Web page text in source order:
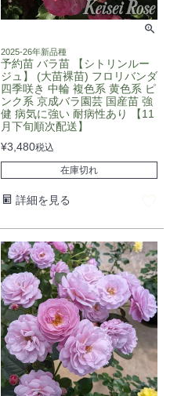
2025-26年新品種
予約苗 バラ苗 【シトリンルー
ジュ】 (大苗裸苗) フロリバンダ
四季咲き 中輪 複色系 黄色系 ピ
ンク系 京成バラ園芸 国産苗 強
健 病気に強い 耐病性あり 【11
月下旬順次配送】
¥3,480税込
在庫切れ
詳細を見る